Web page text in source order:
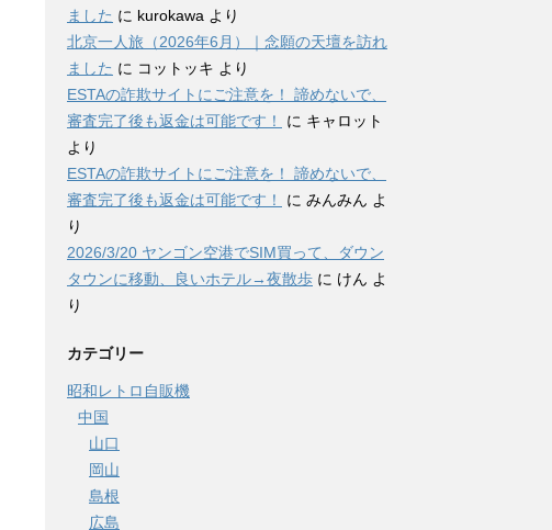
ました に kurokawa より
北京一人旅（2026年6月）｜念願の天壇を訪れ
ました に コットッキ より
ESTAの詐欺サイトにご注意を！ 諦めないで、
審査完了後も返金は可能です！
に キャロット
より
ESTAの詐欺サイトにご注意を！ 諦めないで、
審査完了後も返金は可能です！
に みんみん よ
り
2026/3/20 ヤンゴン空港でSIM買って、ダウン
タウンに移動、良いホテル→夜散歩 に けん よ
り
カテゴリー
昭和レトロ自販機
中国
山口
岡山
島根
広島